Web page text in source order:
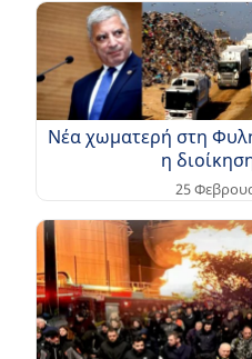
Νέα χωματερή στη
η
25